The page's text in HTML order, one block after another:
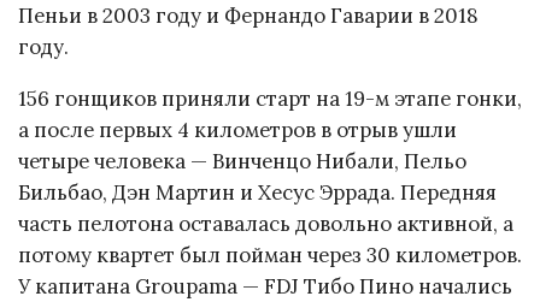
Пеньи в 2003 году и Фернандо Гаварии в 2018
году.
156 гонщиков приняли старт на 19-м этапе гонки,
а после первых 4 километров в отрыв ушли
четыре человека — Винченцо Нибали, Пельо
Бильбао, Дэн Мартин и Хесус Эррада. Передняя
часть пелотона оставалась довольно активной, а
потому квартет был пойман через 30 километров.
У капитана Groupama — FDJ Тибо Пино начались